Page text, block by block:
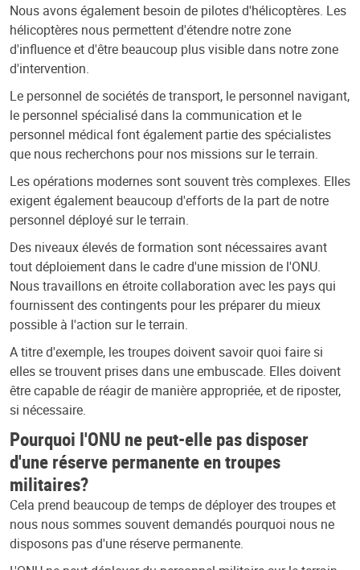
Nous avons également besoin de pilotes d'hélicoptères. Les
hélicoptères nous permettent d'étendre notre zone
d'influence et d'être beaucoup plus visible dans notre zone
d'intervention.
Le personnel de sociétés de transport, le personnel navigant,
le personnel spécialisé dans la communication et le
personnel médical font également partie des spécialistes
que nous recherchons pour nos missions sur le terrain.
Les opérations modernes sont souvent très complexes. Elles
exigent également beaucoup d'efforts de la part de notre
personnel déployé sur le terrain.
Des niveaux élevés de formation sont nécessaires avant
tout déploiement dans le cadre d'une mission de l'ONU.
Nous travaillons en étroite collaboration avec les pays qui
fournissent des contingents pour les préparer du mieux
possible à l'action sur le terrain.
A titre d'exemple, les troupes doivent savoir quoi faire si
elles se trouvent prises dans une embuscade. Elles doivent
être capable de réagir de manière appropriée, et de riposter,
si nécessaire.
Pourquoi l'ONU ne peut-elle pas disposer
d'une réserve permanente en troupes
militaires?
Cela prend beaucoup de temps de déployer des troupes et
nous nous sommes souvent demandés pourquoi nous ne
disposons pas d'une réserve permanente.